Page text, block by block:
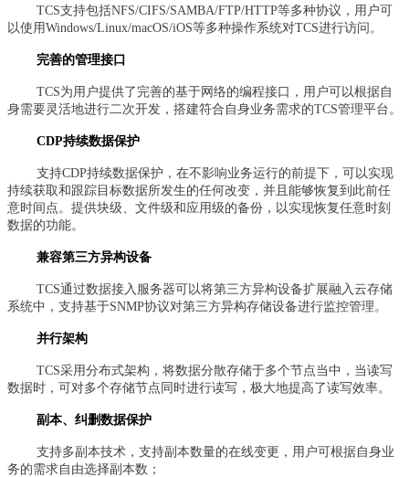
TCS支持包括NFS/CIFS/SAMBA/FTP/HTTP等多种协议，用户可
以使用Windows/Linux/macOS/iOS等多种操作系统对TCS进行访问。
完善的管理接口
TCS为用户提供了完善的基于网络的编程接口，用户可以根据自
身需要灵活地进行二次开发，搭建符合自身业务需求的TCS管理平台。
CDP持续数据保护
支持CDP持续数据保护，在不影响业务运行的前提下，可以实现
持续获取和跟踪目标数据所发生的任何改变，并且能够恢复到此前任
意时间点。提供块级、文件级和应用级的备份，以实现恢复任意时刻
数据的功能。
兼容第三方异构设备
TCS通过数据接入服务器可以将第三方异构设备扩展融入云存储
系统中，支持基于SNMP协议对第三方异构存储设备进行监控管理。
并行架构
TCS采用分布式架构，将数据分散存储于多个节点当中，当读写
数据时，可对多个存储节点同时进行读写，极大地提高了读写效率。
副本、纠删数据保护
支持多副本技术，支持副本数量的在线变更，用户可根据自身业
务的需求自由选择副本数；